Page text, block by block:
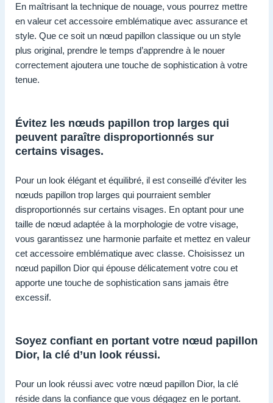
En maîtrisant la technique de nouage, vous pourrez mettre
en valeur cet accessoire emblématique avec assurance et
style. Que ce soit un nœud papillon classique ou un style
plus original, prendre le temps d’apprendre à le nouer
correctement ajoutera une touche de sophistication à votre
tenue.
Évitez les nœuds papillon trop larges qui
peuvent paraître disproportionnés sur
certains visages.
Pour un look élégant et équilibré, il est conseillé d’éviter les
nœuds papillon trop larges qui pourraient sembler
disproportionnés sur certains visages. En optant pour une
taille de nœud adaptée à la morphologie de votre visage,
vous garantissez une harmonie parfaite et mettez en valeur
cet accessoire emblématique avec classe. Choisissez un
nœud papillon Dior qui épouse délicatement votre cou et
apporte une touche de sophistication sans jamais être
excessif.
Soyez confiant en portant votre nœud papillon
Dior, la clé d’un look réussi.
Pour un look réussi avec votre nœud papillon Dior, la clé
réside dans la confiance que vous dégagez en le portant.